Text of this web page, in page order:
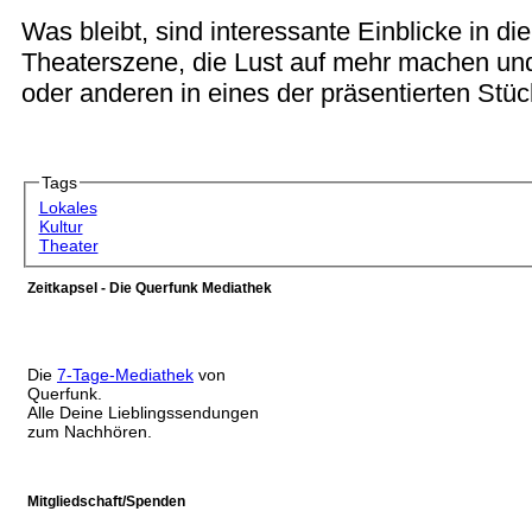
Was bleibt, sind interessante Einblicke in
Theaterszene, die Lust auf mehr machen
oder anderen in eines der präsentierten
Tags
Lokales
Kultur
Theater
Zeitkapsel - Die Querfunk Mediathek
Die 7-Tage-Mediathek von
Querfunk.
Alle Deine Lieblingssendungen
zum Nachhören.
Mitgliedschaft/Spenden